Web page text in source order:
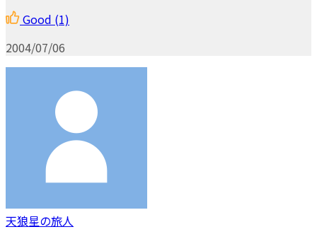
Good (1)
2004/07/06
天狼星の旅人